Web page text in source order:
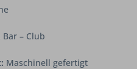
Bar – Club
Maschinell gefertigt